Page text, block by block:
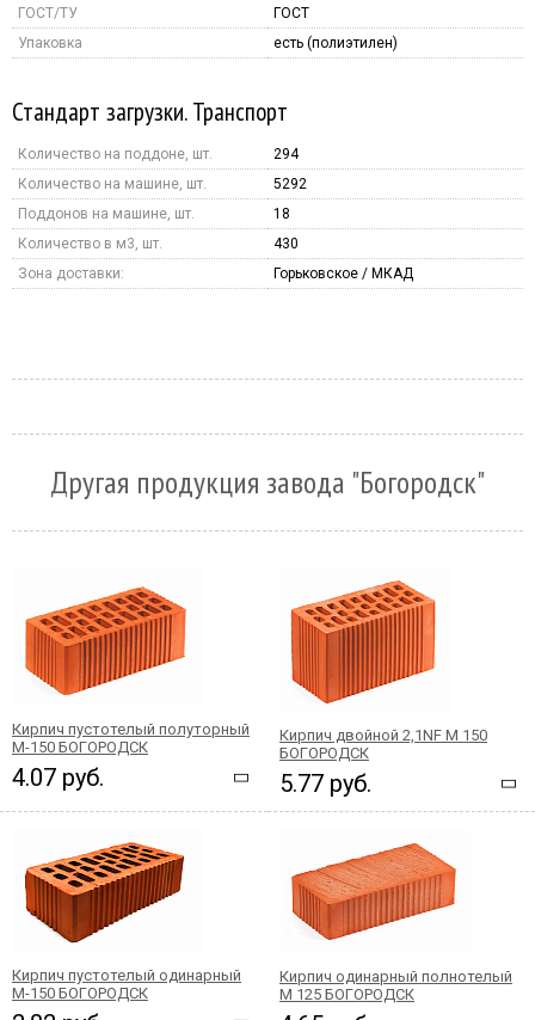
ГОСТ/ТУ
ГОСТ
Упаковка
есть (полиэтилен)
Стандарт загрузки. Транспорт
Количество на поддоне, шт.
294
Количество на машине, шт.
5292
Поддонов на машине, шт.
18
Количество в м3, шт.
430
Зона доставки:
Горьковское / МКАД
Другая продукция завода "Богородск"
Кирпич пустотелый полуторный
М-150 БОГОРОДСК
4.07 руб.
Кирпич двойной 2,1NF М 150
БОГОРОДСК
5.77 руб.
Кирпич пустотелый одинарный
М-150 БОГОРОДСК
Кирпич одинарный полнотелый
М 125 БОГОРОДСК